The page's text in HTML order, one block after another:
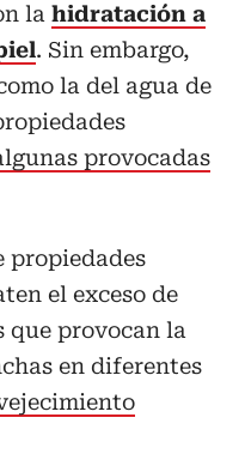
la hidratación a
. Sin embargo,
la del agua de
provocadas
propiedades
el exceso de
que provocan la
en diferentes